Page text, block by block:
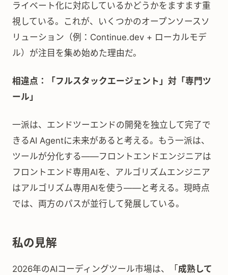
ライベート化に対応しているかどうかをますます重
視している。これが、いくつかのオープンソースソ
リューション（例：Continue.dev + ローカルモデ
ル）が注目を集め始めた理由だ。
相違点：「フルスタックエージェント」対「専門ツ
ール」
一派は、エンドツーエンドの開発を独立して完了で
きるAI Agentに未来があると考える。もう一派は、
ツールが分化する——フロントエンドエンジニアは
フロントエンド専用AIを、アルゴリズムエンジニア
はアルゴリズム専用AIを使う——と考える。現時点
では、両方のパスが並行して発展している。
私の見解
2026年のAIコーディングツール市場は、「 成熟して